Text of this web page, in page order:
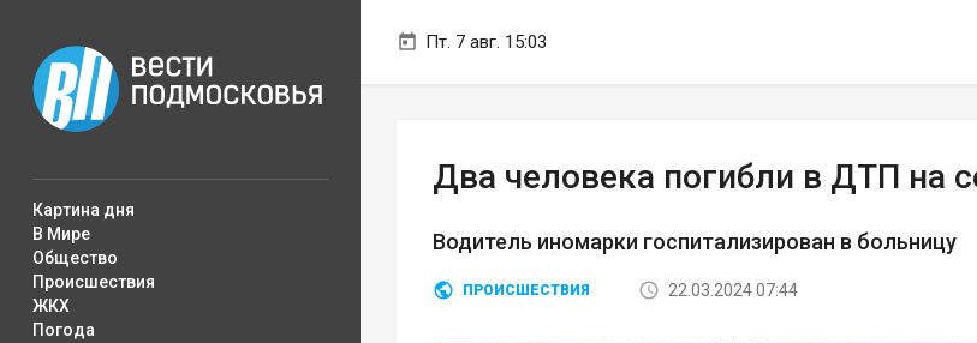
Пт. 7 авг. 15:03
Картина дня
В Мире
Общество
Происшествия
ЖКХ
Погода
Два человека погибли в ДТП на
Водитель иномарки госпитализирован в больницу
ПРОИСШЕСТВИЯ 22.03.2024 07:44